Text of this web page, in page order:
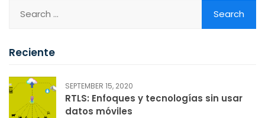
Reciente
SEPTEMBER 15, 2020
RTLS: Enfoques y tecnologías sin usar
datos móviles